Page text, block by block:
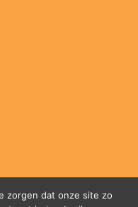
zorgen dat onze site zo